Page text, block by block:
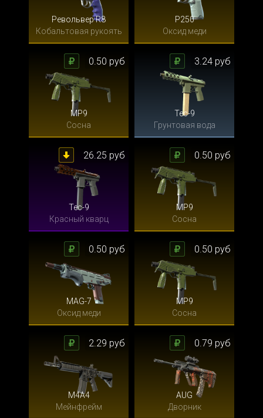
Револьвер R8
Кобальтовая рукоять
P250
Оксид меди
MP9
Сосна
0.50 руб
Tec-9
Грунтовая вода
3.24 руб
Tec-9
Красный кварц
26.25 руб
MP9
Сосна
0.50 руб
MAG-7
Оксид меди
0.50 руб
MP9
Сосна
0.50 руб
M4A4
Мейнфрейм
2.29 руб
AUG
Дворник
0.79 руб